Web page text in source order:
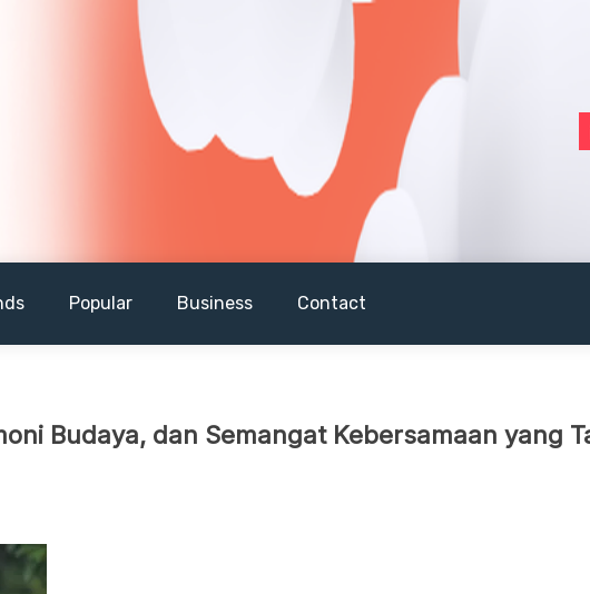
Popular Business Contact
Budaya, dan Semangat Kebersamaan yang